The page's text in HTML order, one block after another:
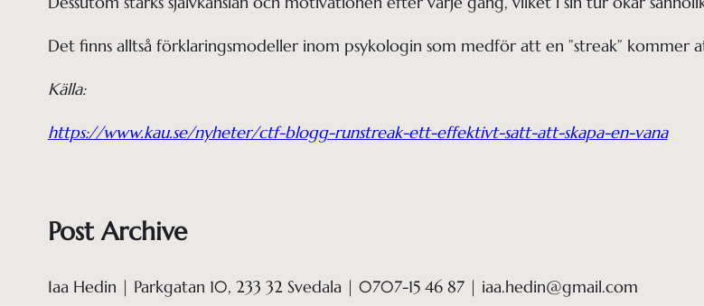
Det finns alltså förklaringsmodeller inom psykologin som medför att en ”streak” kommer
Källa:
https://www.kau.se/nyheter/ctf-blogg-runstreak-ett-effektivt-satt-att-skapa-en-vana
Post Archive
Iaa Hedin | Parkgatan 10, 233 32 Svedala | 0707-15 46 87 | iaa.hedin@gmail.com